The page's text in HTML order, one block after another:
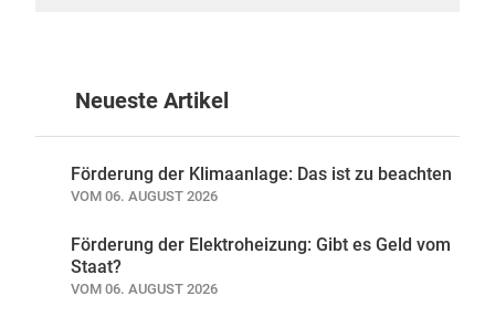
Neueste Artikel
Förderung der Klimaanlage: Das ist zu beachten
VOM 06. AUGUST 2026
Förderung der Elektroheizung: Gibt es Geld vom
Staat?
VOM 06. AUGUST 2026